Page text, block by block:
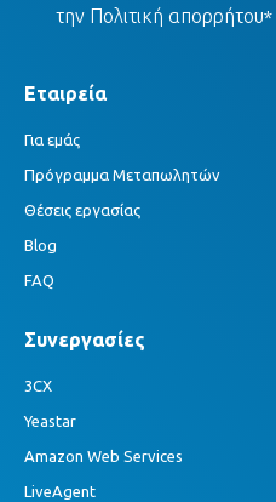
την Πολιτική απορρήτου*
Εταιρεία
Για εμάς
Πρόγραμμα Μεταπωλητών
Θέσεις εργασίας
Blog
FAQ
Συνεργασίες
3CX
Yeastar
Amazon Web Services
LiveAgent